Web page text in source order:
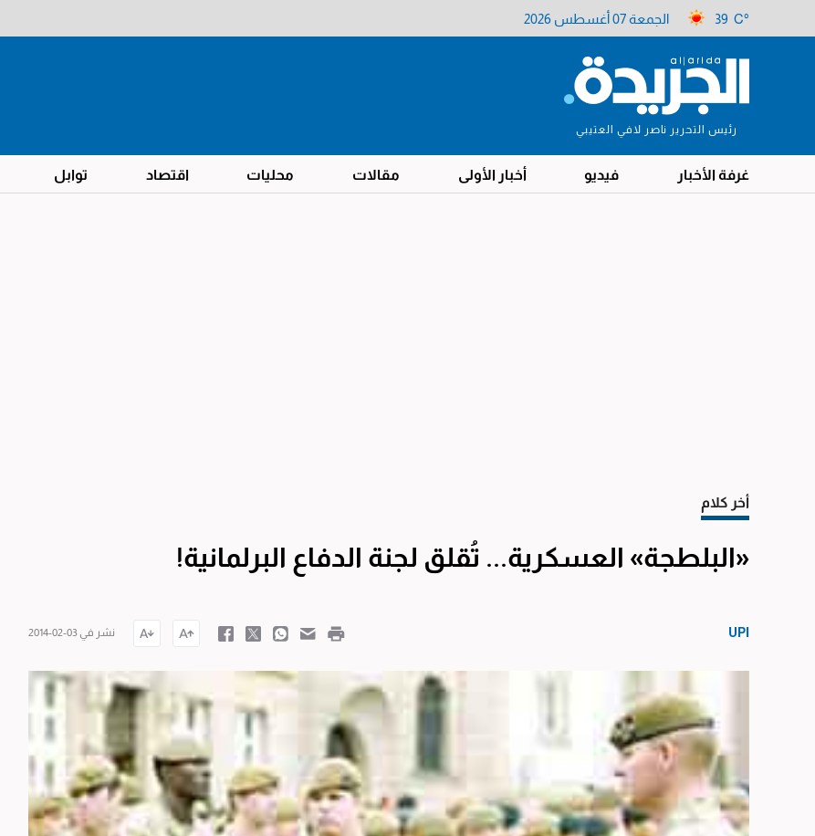
39 C° الجمعة 07 أغسطس 2026
رئيس التحرير ناصر لافي العتيبي
غرفة الأخبار فيديو أخبار الأولى مقالات محليات اقتصاد توابل
أخر كلام
«البلطجة» العسكرية... تُقلق لجنة الدفاع البرلمانية!
UPI نشر في 03-02-2014